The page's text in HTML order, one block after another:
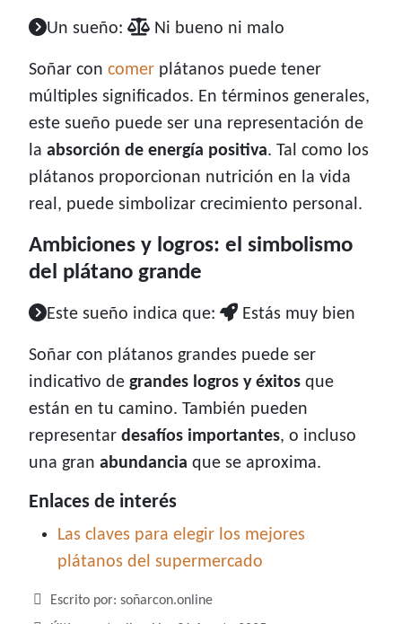
Un sueño: Ni bueno ni malo
Soñar con comer plátanos puede tener
múltiples significados. En términos generales,
este sueño puede ser una representación de
la absorción de energía positiva. Tal como los
plátanos proporcionan nutrición en la vida
real, puede simbolizar crecimiento personal.
Ambiciones y logros: el simbolismo
del plátano grande
Este sueño indica que: Estás muy bien
Soñar con plátanos grandes puede ser
indicativo de grandes logros y éxitos que
están en tu camino. También pueden
representar desafíos importantes, o incluso
una gran abundancia que se aproxima.
Enlaces de interés
Las claves para elegir los mejores
plátanos del supermercado
Detalles
Escrito por: soñarcon.online